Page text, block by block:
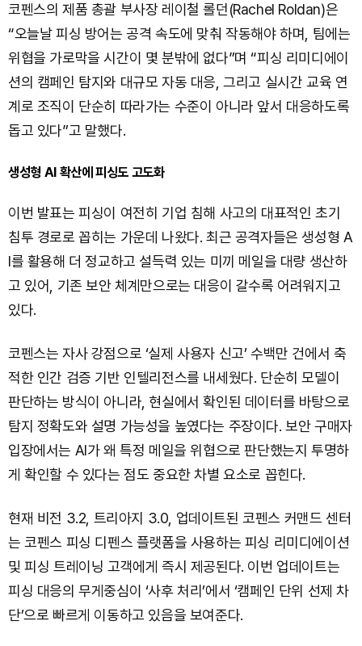
코펜스의 제품 총괄 부사장 레이철 롤던(Rachel Roldan)은
“오늘날 피싱 방어는 공격 속도에 맞춰 작동해야 하며, 팀에는
위협을 가로막을 시간이 몇 분밖에 없다”며 “피싱 리미디에이
션의 캠페인 탐지와 대규모 자동 대응, 그리고 실시간 교육 연
계로 조직이 단순히 따라가는 수준이 아니라 앞서 대응하도록
돕고 있다”고 말했다.
생성형 AI 확산에 피싱도 고도화
이번 발표는 피싱이 여전히 기업 침해 사고의 대표적인 초기
침투 경로로 꼽히는 가운데 나왔다. 최근 공격자들은 생성형 A
I를 활용해 더 정교하고 설득력 있는 미끼 메일을 대량 생산하
고 있어, 기존 보안 체계만으로는 대응이 갈수록 어려워지고
있다.
코펜스는 자사 강점으로 ‘실제 사용자 신고’ 수백만 건에서 축
적한 인간 검증 기반 인텔리전스를 내세웠다. 단순히 모델이
판단하는 방식이 아니라, 현실에서 확인된 데이터를 바탕으로
탐지 정확도와 설명 가능성을 높였다는 주장이다. 보안 구매자
입장에서는 AI가 왜 특정 메일을 위협으로 판단했는지 투명하
게 확인할 수 있다는 점도 중요한 차별 요소로 꼽힌다.
현재 비전 3.2, 트리아지 3.0, 업데이트된 코펜스 커맨드 센터
는 코펜스 피싱 디펜스 플랫폼을 사용하는 피싱 리미디에이션
및 피싱 트레이닝 고객에게 즉시 제공된다. 이번 업데이트는
피싱 대응의 무게중심이 ‘사후 처리’에서 ‘캠페인 단위 선제 차
단’으로 빠르게 이동하고 있음을 보여준다.